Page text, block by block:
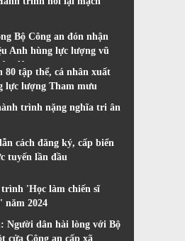
Bộ Công an đón nhận
Anh hùng lực lượng vũ
dân
80 tập thể, cá nhân xuất
lực lượng Tham mưu
trình nặng nghĩa tri ân
cách đăng ký, cấp biển
tuyến lần đầu
'Học làm chiến sĩ
năm 2024
Người dân hài lòng với Bộ
cửa Công an cấp xã